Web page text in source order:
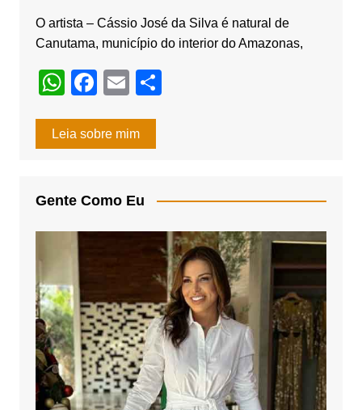
O artista – Cássio José da Silva é natural de
Canutama, município do interior do Amazonas,
W
at
p
p
F
c
o
o
E
ail
Leia sobre mim
Gente Como Eu